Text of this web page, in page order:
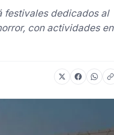
festivales dedicados al
con actividades en